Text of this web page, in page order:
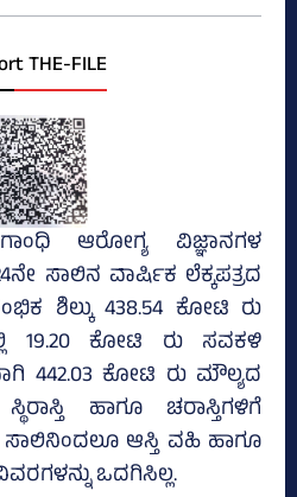
THE-FILE
ಆರೋಗ್ಯ ವಿಜ್ಞಾನಗಳ
ಸಾಲಿನ ವಾರ್ಷಿಕ ಲೆಕ್ಕಪತ್ರದ
ಶಿಲ್ಕು 438.54 ಕೋಟಿ ರು
19.20 ಕೋಟಿ ರು ಸವಕಳಿ
442.03 ಕೋಟಿ ರು ಮೌಲ್ಯದ
ಹಾಗೂ ಚರಾಸ್ತಿಗಳಿಗೆ
ಆಸ್ತಿ ವಹಿ ಹಾಗೂ
ಒದಗಿಸಿಲ್ಲ.